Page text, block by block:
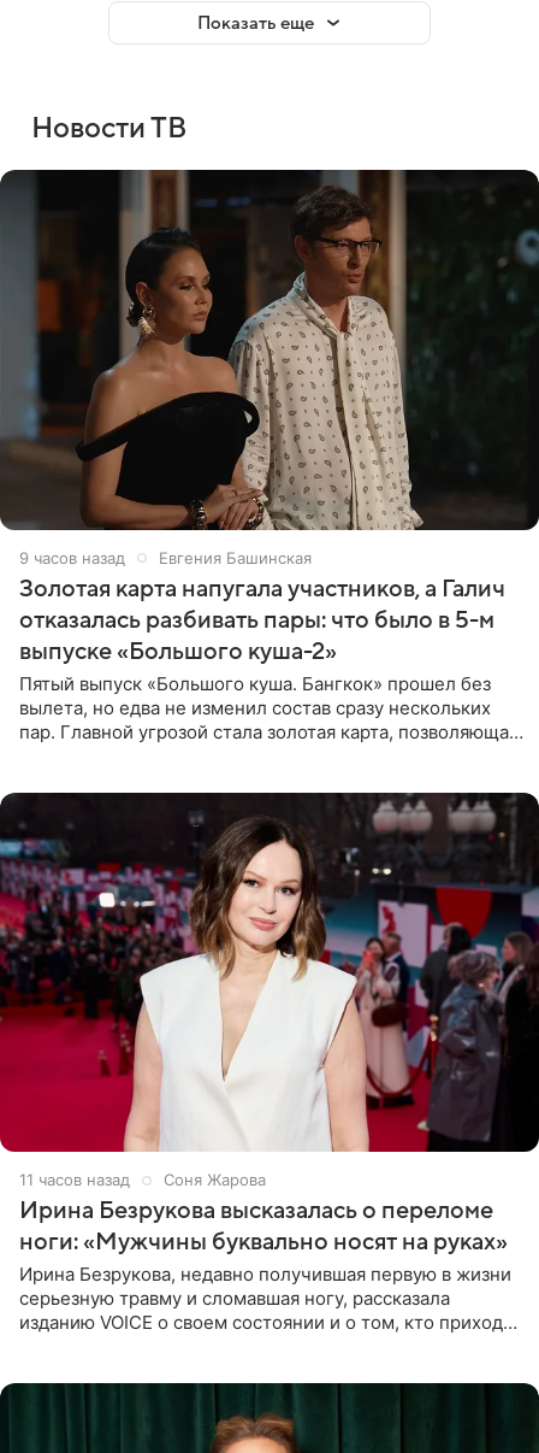
Показать еще
Новости ТВ
9 часов назад Евгения Башинская
Золотая карта напугала участников, а Галич
отказалась разбивать пары: что было в 5-м
выпуске «Большого куша-2»
Пятый выпуск «Большого куша. Бангкок» прошел без
вылета, но едва не изменил состав сразу нескольких
пар. Главной угрозой стала золотая карта, позволяющая
11 часов назад Соня Жарова
Ирина Безрукова высказалась о переломе
ноги: «Мужчины буквально носят на руках»
Ирина Безрукова, недавно получившая первую в жизни
серьезную травму и сломавшая ногу, рассказала
изданию VOICE о своем состоянии и о том, кто приходит